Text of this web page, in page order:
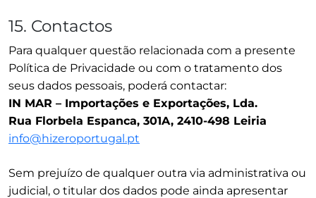
15. Contactos
Para qualquer questão relacionada com a presente
Política de Privacidade ou com o tratamento dos
seus dados pessoais, poderá contactar:
IN MAR – Importações e Exportações, Lda.
Rua Florbela Espanca, 301A, 2410-498 Leiria
info@hizeroportugal.pt
Sem prejuízo de qualquer outra via administrativa ou
judicial, o titular dos dados pode ainda apresentar